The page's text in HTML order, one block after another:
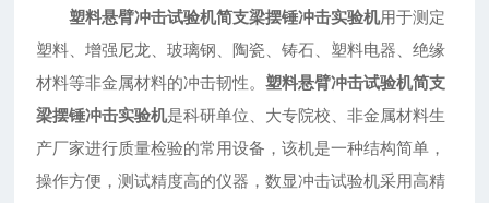
塑料悬臂冲击试验机简支梁摆锤冲击实验机用于测定
塑料、增强尼龙、玻璃钢、陶瓷、铸石、塑料电器、绝缘
材料等非金属材料的冲击韧性。塑料悬臂冲击试验机简支
梁摆锤冲击实验机是科研单位、大专院校、非金属材料生
产厂家进行质量检验的常用设备，该机是一种结构简单，
操作方便，测试精度高的仪器，数显冲击试验机采用高精